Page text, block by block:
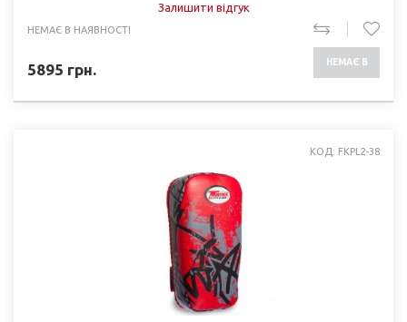
Залишити відгук
НЕМАЄ В НАЯВНОСТІ
5895 грн. НЕМАЄ В
КОД: FKPL2-38